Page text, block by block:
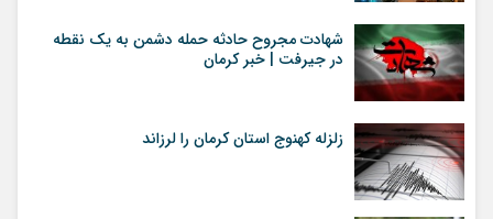
شهادت مجروح حادثه حمله دشمن به یک نقطه
در جیرفت | خبر کرمان
زلزله کهنوج استان کرمان را لرزاند